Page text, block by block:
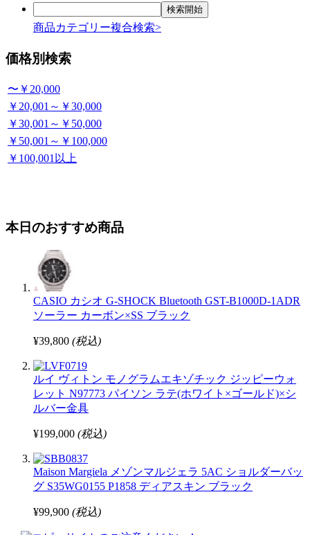
商品カテゴリー複合検索>
価格別検索
〜￥20,000
￥20,001～￥30,000
￥30,001～￥50,000
￥50,001～￥100,000
￥100,001以上
本日のおすすめ商品
CASIO カシオ G-SHOCK Bluetooth GST-B1000D-1ADR
ソーラー カーボン×SS ブラック
¥39,800 (税込)
ルイ ヴィトン モノグラムエキゾチック ジッピーウォ
レット N97773 パイソン ラテ(ホワイト×ゴールド)×シ
ルバー金具
¥199,000 (税込)
Maison Margiela メゾンマルジェラ 5AC ショルダーバッ
グ S35WG0155 P1858 ディアスキン ブラック
¥99,900 (税込)